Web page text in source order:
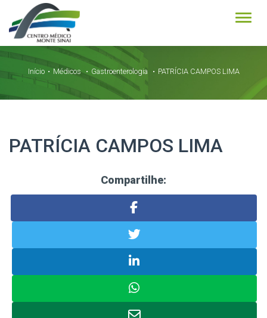
Início Médicos Gastroenterologia PATRÍCIA CAMPOS LIMA
PATRÍCIA CAMPOS LIMA
Compartilhe: